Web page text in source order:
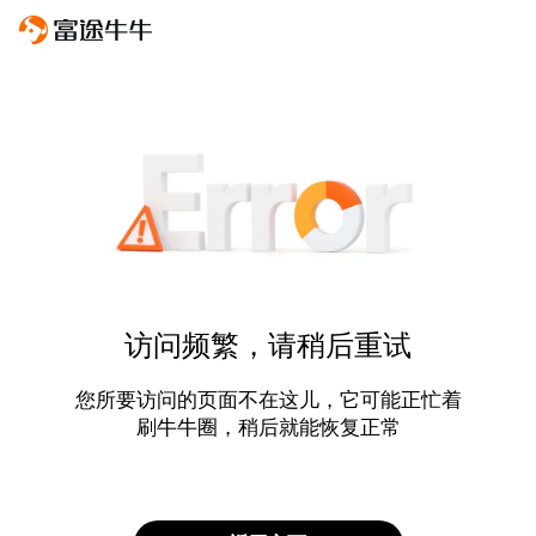
访问频繁，请稍后重试
您所要访问的页面不在这儿，它可能正忙着
刷牛牛圈，稍后就能恢复正常